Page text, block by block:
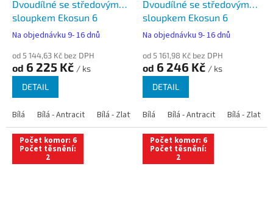
Dvoudílné se středovým
sloupkem Ekosun 6
Na objednávku 9- 16 dnů
od 5 144,63 Kč bez DPH
od 6 225 Kč / ks
DETAIL
Bílá Bílá - Antracit Bílá - Zlatý dub Bílá - Tmavý dub Bílá -
Dvoudílné se středovým
sloupkem Ekosun 6
Na objednávku 9- 16 dnů
od 5 161,98 Kč bez DPH
od 6 246 Kč / ks
DETAIL
Bílá Bílá - Antracit Bílá - Zlatý
Počet komor: 6
Počet těsnění:
2
Počet komor: 6
Počet těsnění:
2